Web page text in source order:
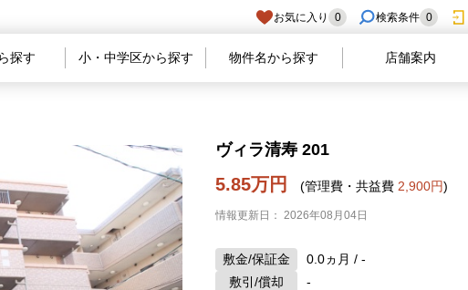
お気に入り 0 検索条件 0
探す 小・中学区から探す 物件名から探す 店舗案内
ヴィラ清寿 201
情報更新日： 2026年08月04日
5.85万円 (管理費・共益費 2,900円)
敷金/保証金 0.0ヵ月 / -
敷引/償却
-